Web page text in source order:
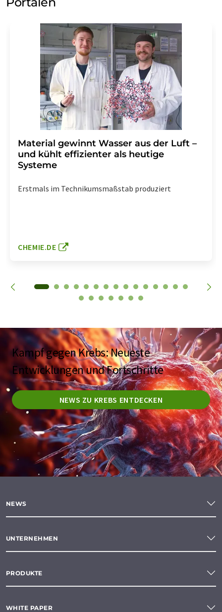
Material gewinnt Wasser aus der Luft –
und kühlt effizienter als heutige
Systeme
Erstmals im Technikumsmaßstab produziert
CHEMIE.DE
Kampf gegen Krebs: Neueste
Entwicklungen und Fortschritte
NEWS ZU KREBS ENTDECKEN
NEWS
UNTERNEHMEN
PRODUKTE
WHITE PAPER